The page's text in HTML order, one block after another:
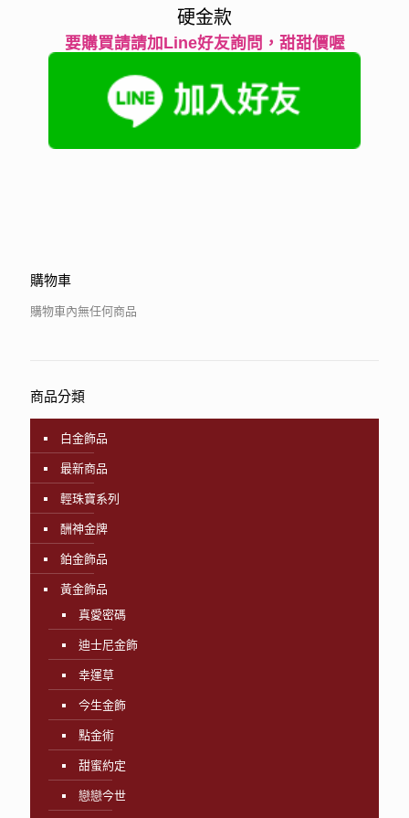
硬金款
要購買請請加Line好友詢問，甜甜價喔
購物車
購物車內無任何商品
商品分類
白金飾品
最新商品
輕珠寶系列
酬神金牌
鉑金飾品
黃金飾品
真愛密碼
迪士尼金飾
幸運草
今生金飾
點金術
甜蜜約定
戀戀今世